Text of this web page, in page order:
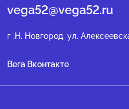
vega52@vega52.ru
г .Н. Новгород, ул.
Вега Вконтакте